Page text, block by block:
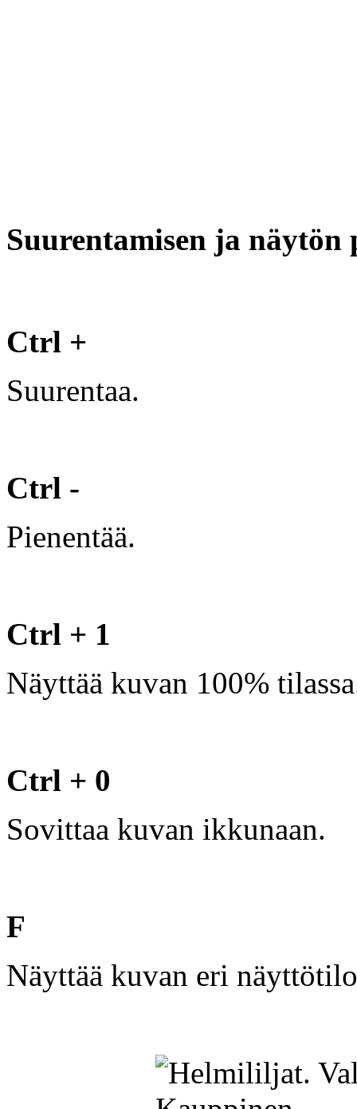
Suurentamisen ja näytön
Ctrl +
Suurentaa.
Ctrl -
Pienentää.
Ctrl + 1
Näyttää kuvan 100%
Ctrl + 0
Sovittaa kuvan ikkunaan.
F
Näyttää kuvan eri